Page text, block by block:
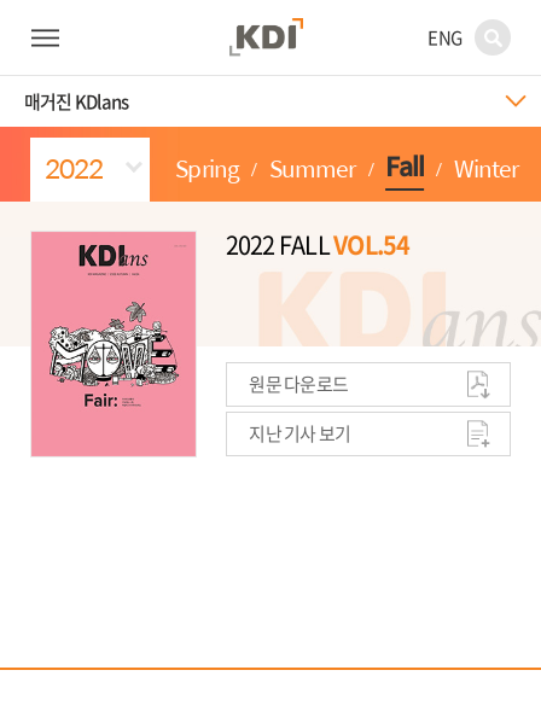
ENG
매거진 KDlans
Spring Summer Fall Winter
2022 FALLVOL.54
원문 다운로드
지난 기사 보기